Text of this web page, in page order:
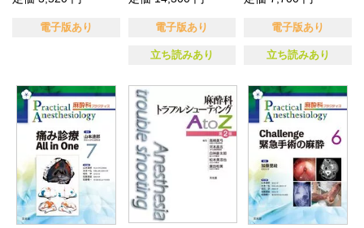
電子版あり 電子版あり
立ち読みあり
電子版あり
立ち読みあり